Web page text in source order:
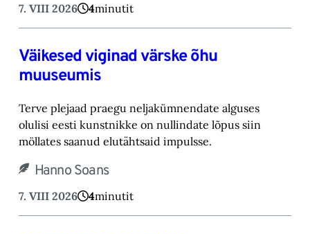
7. VIII 2026 4minutit
Väikesed viginad värske õhu
muuseumis
Terve plejaad praegu neljakümnendate alguses
olulisi eesti kunstnikke on nullindate lõpus ‎siin
möllates saanud elutähtsaid impulsse.‎
Hanno Soans
7. VIII 2026 4minutit